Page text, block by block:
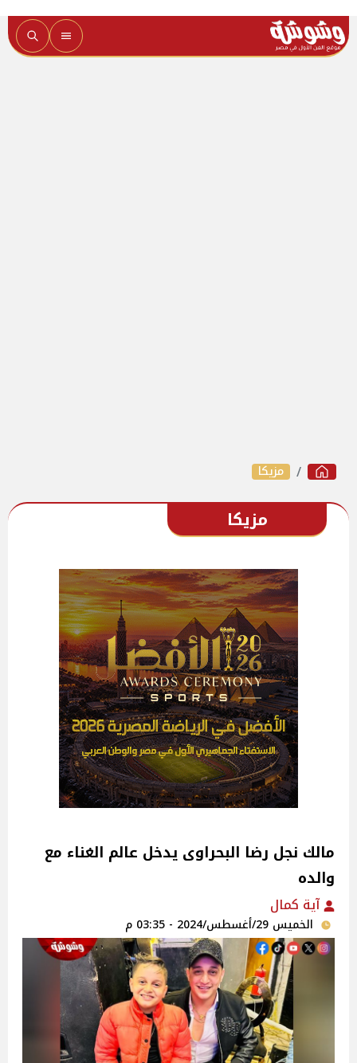
مزيكا
مزيكا
مالك نجل رضا البحراوى يدخل عالم الغناء مع
والده
آية كمال
الخميس 29/أغسطس/2024 - 03:35 م